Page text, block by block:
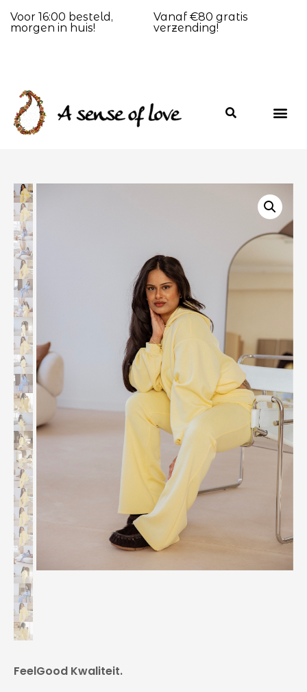
Voor 16:00 besteld,
morgen in huis!
Vanaf €80 gratis
verzending!
FeelGood Kwaliteit.